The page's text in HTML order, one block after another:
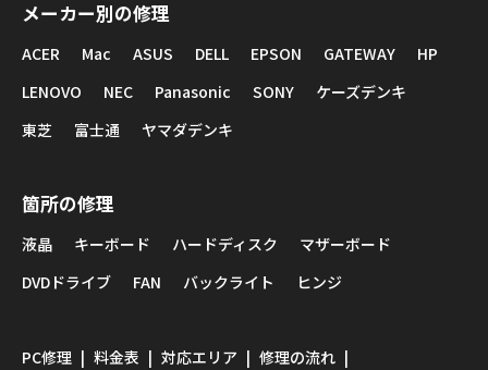
メーカー別の修理
ACER Mac ASUS DELL EPSON GATEWAY
HP
LENOVO
NEC Panasonic SONY
ケーズデンキ
東芝
富士通 ヤマダデンキ
箇所の修理
液晶 キーボード ハードディスク
マザーボード
DVDドライブ
FAN バックライト ヒンジ
PC修理 料金表 対応エリア 修理の流れ